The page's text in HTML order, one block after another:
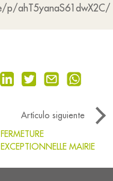
p/ahT5yanaS61dwX2C/
Artículo siguiente
FERMETURE
EXCEPTIONNELLE MAIRIE